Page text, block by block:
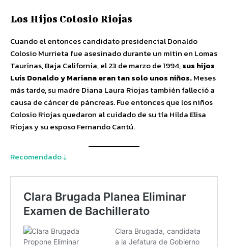
Los Hijos Colosio Riojas
Cuando el entonces candidato presidencial Donaldo
Colosio Murrieta fue asesinado durante un mitin en Lomas
Taurinas, Baja California, el 23 de marzo de 1994,sus hijos
Luis Donaldo y Mariana eran tan solo unos niños.Meses
más tarde, su madre Diana Laura Riojas también falleció a
causa de cáncer de páncreas. Fue entonces que los niños
Colosio Riojas quedaron al cuidado de su tía Hilda Elisa
Riojas y su esposo Fernando Cantú.
Recomendado ↓